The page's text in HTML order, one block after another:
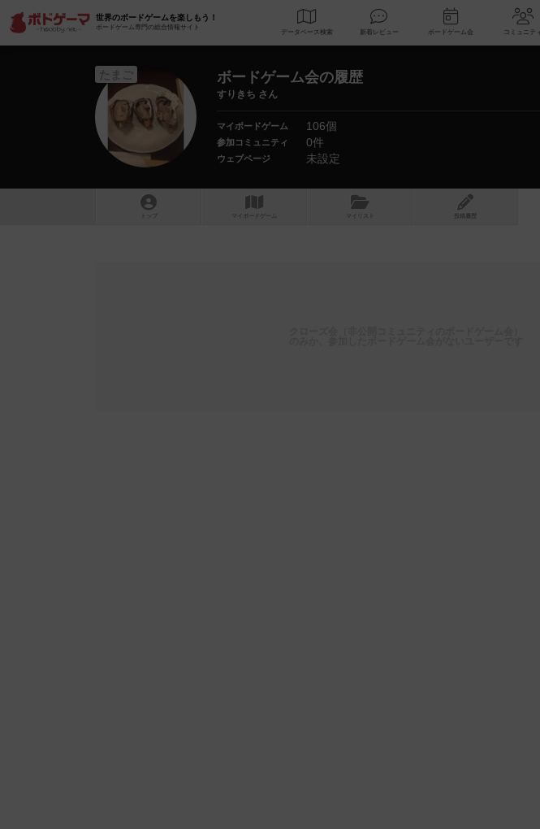
世界のボードゲームを楽しもう！
ボードゲーム専門の総合情報サイト
データベース 検索 新着レビュー ボードゲーム会
たまご ボードゲーム会の履歴
すりきち さん
マイボードゲーム 106個
参加コミュニティ 0件
ウェブページ 未設定
トップ マイボードゲーム マイリスト 投稿履歴